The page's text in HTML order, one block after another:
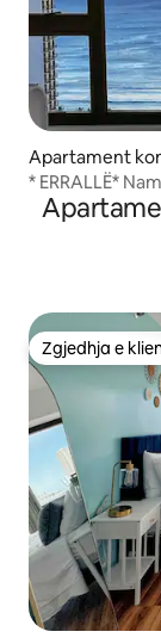
Apartament
* ERRALLË*
Zgjedhja e
Zgjedhja e